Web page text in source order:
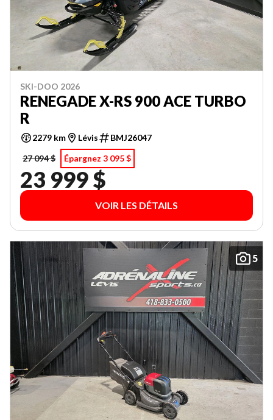
SKI-DOO 2026
RENEGADE X-RS 900 ACE TURBO
R
2279 km Lévis
BMJ26047
27 094 $
Épargnez 3 095 $
23 999 $
VOIR LES DÉTAILS
5